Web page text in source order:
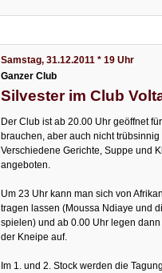
Samstag, 31.12.2011 * 19 Uhr
Ganzer Club
Silvester im Club
Der Club ist ab 20.00 Uhr geöffnet
brauchen, aber auch nicht
Verschiedene Gerichte, Suppe und
angeboten.
Um 23 Uhr kann man sich von
tragen lassen (Moussa Ndiaye und
spielen) und ab 0.00 Uhr legen
der Kneipe auf.
Im 1. und 2. Stock werden die